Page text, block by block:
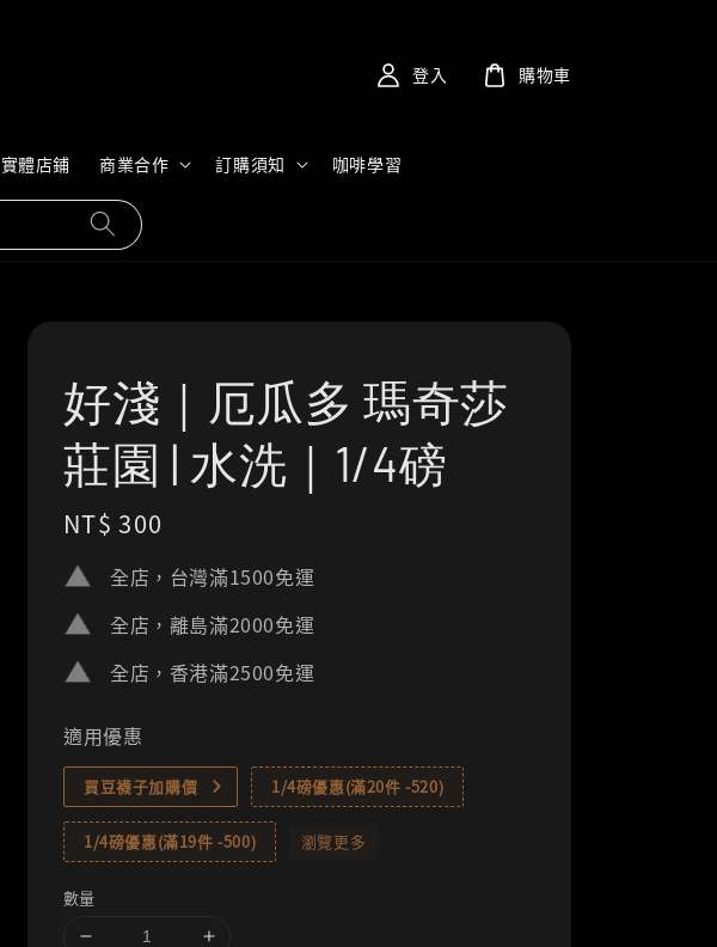
實體店鋪 商業合作 訂購須知 咖啡學習
登入 購物車
好淺｜厄瓜多 瑪奇莎
莊園 | 水洗｜1/4磅
Regular
price
NT$ 300
全店，台灣滿1500免運
全店，離島滿2000免運
全店，香港滿2500免運
適用優惠
買豆襪子加購價 1/4磅優惠(滿20件 -520)
1/4磅優惠(滿19件 -500) 瀏覽更多
數量